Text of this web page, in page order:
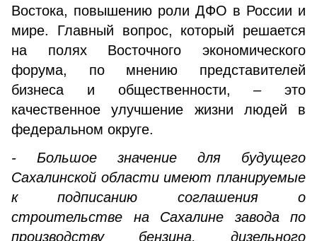
Востока, повышению роли ДФО в России и
мире. Главный вопрос, который решается
на полях Восточного экономического
форума, по мнению представителей
бизнеса и общественности, – это
качественное улучшение жизни людей в
федеральном округе.
- Большое значение для будущего
Сахалинской области имеют планируемые
к подписанию соглашения о
строительстве на Сахалине завода по
производству бензина, дизельного